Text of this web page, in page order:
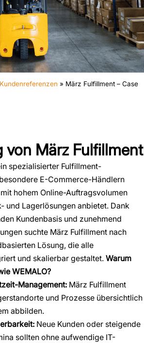
» März Fulfillment – Case
von März Fulfillment
spezialisierter Fulfillment-
E-Commerce-Händlern
hohem Online-Auftragsvolumen
und Lagerlösungen anbietet. Dank
Kundenbasis und zunehmend
suchte März Fulfillment nach
Lösung, die alle
und skalierbar gestaltet.Warum
WEMALO?
Management: März Fulfillment
und Prozesse übersichtlich
abbilden.
Neue Kunden oder steigende
sollten ohne aufwendige IT-